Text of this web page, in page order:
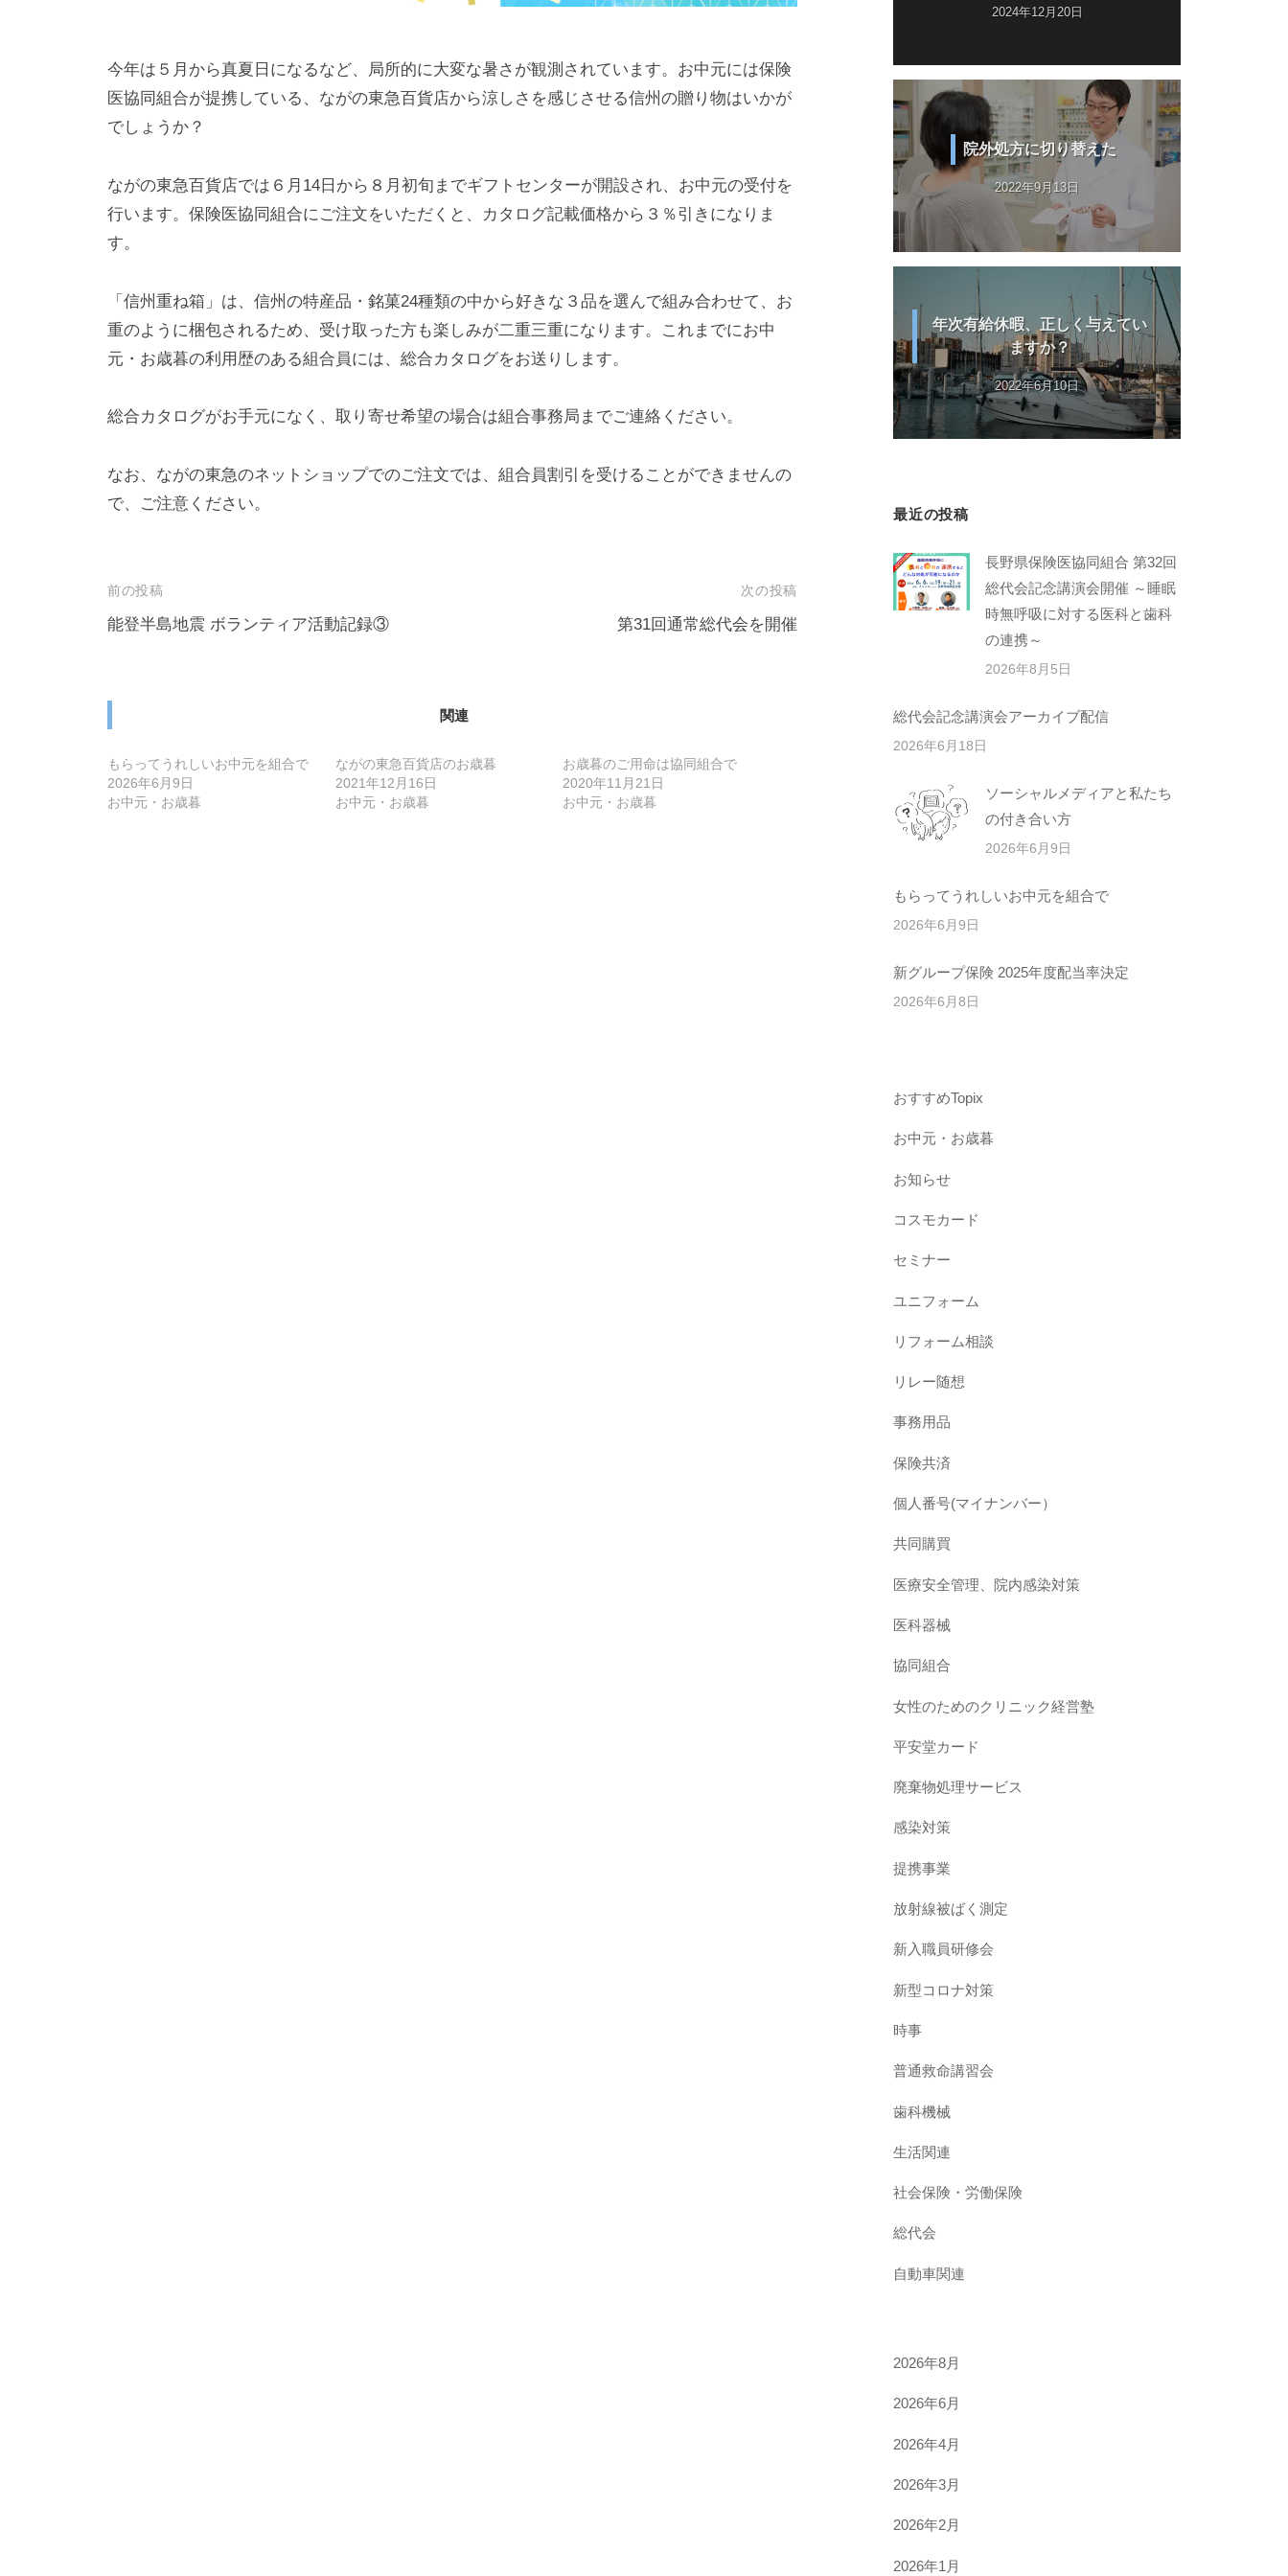
今年は５月から真夏日になるなど、局所的に大変な暑さが観測されています。お中元には保険
医協同組合が提携している、ながの東急百貨店から涼しさを感じさせる信州の贈り物はいかが
でしょうか？
ながの東急百貨店では６月14日から８月初旬までギフトセンターが開設され、お中元の受付を
行います。保険医協同組合にご注文をいただくと、カタログ記載価格から３％引きになりま
す。
「信州重ね箱」は、信州の特産品・銘菓24種類の中から好きな３品を選んで組み合わせて、お
重のように梱包されるため、受け取った方も楽しみが二重三重になります。これまでにお中
元・お歳暮の利用歴のある組合員には、総合カタログをお送りします。
総合カタログがお手元になく、取り寄せ希望の場合は組合事務局までご連絡ください。
なお、ながの東急のネットショップでのご注文では、組合員割引を受けることができませんの
で、ご注意ください。
投
稿
シ
ョ
前の投稿
能登半島地震 ボランティア活動記録③
次の投稿
第31回通常総代会を開催
関連
もらってうれしいお中元を組合で
2026年6月9日
お中元・お歳暮
ながの東急百貨店のお歳暮
2021年12月16日
お中元・お歳暮
お歳暮のご用命は協同組合で
2020年11月21日
お中元・お歳暮
2024年12月20日
院外処方に切り替えた
2022年9月13日
年次有給休暇、正しく与えてい
ますか？
2022年6月10日
最近の投稿
長野県保険医協同組合 第32回
総代会記念講演会開催 ～睡眠
時無呼吸に対する医科と歯科
の連携～
2026年8月5日
総代会記念講演会アーカイブ配信
2026年6月18日
ソーシャルメディアと私たち
の付き合い方
2026年6月9日
もらってうれしいお中元を組合で
2026年6月9日
新グループ保険 2025年度配当率決定
2026年6月8日
おすすめTopix
お中元・お歳暮
お知らせ
コスモカード
セミナー
ユニフォーム
リフォーム相談
リレー随想
事務用品
保険共済
個人番号(マイナンバー）
共同購買
医療安全管理、院内感染対策
医科器械
協同組合
女性のためのクリニック経営塾
平安堂カード
廃棄物処理サービス
感染対策
提携事業
放射線被ばく測定
新入職員研修会
新型コロナ対策
時事
普通救命講習会
歯科機械
生活関連
社会保険・労働保険
総代会
自動車関連
2026年8月
2026年6月
2026年4月
2026年3月
2026年2月
2026年1月